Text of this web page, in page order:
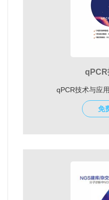
qPCR
qPCR技术与应
免